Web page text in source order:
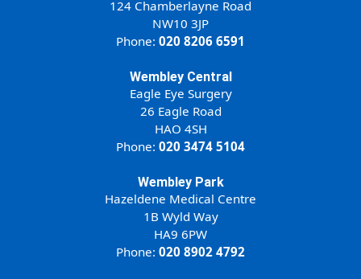
124 Chamberlayne Road
NW10 3JP
Phone: 020 8206 6591
Wembley Central
Eagle Eye Surgery
26 Eagle Road
HAO 4SH
Phone: 020 3474 5104
Wembley Park
Hazeldene Medical Centre
1B Wyld Way
HA9 6PW
Phone: 020 8902 4792